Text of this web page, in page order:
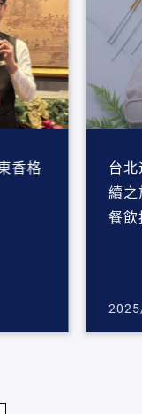
香格
台
續
餐